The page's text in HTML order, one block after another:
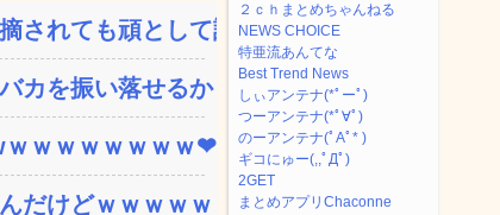
されても頑として認め...
カを振い落せるから合...
ｗｗｗｗｗｗｗｗ❤
だけどｗｗｗｗｗｗ
２ｃｈまとめちゃんねる
NEWS CHOICE
特亜流あんてな
Best Trend News
しぃアンテナ(*ﾟーﾟ)
つーアンテナ(*ﾟ∀ﾟ)
のーアンテナ(ﾟAﾟ* )
ギコにゅー(,,ﾟДﾟ)
2GET
まとめアプリChaconne